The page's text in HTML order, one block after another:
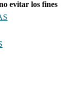
evitar los fines